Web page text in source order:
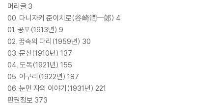
머리글 3
00. 다니자키 준이치로(谷崎潤一郞) 4
01. 공포(1913년) 9
02. 꿈속의 다리(1959년) 30
03. 문신(1910년) 137
04. 도독(1921년) 155
05. 아구리(1922년) 187
06. 눈먼 자의 이야기(1931년) 221
판권정보 373